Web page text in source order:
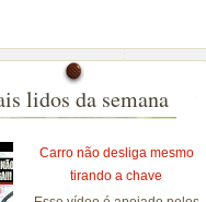
lidos da semana
Carro não desliga mesmo
tirando a chave